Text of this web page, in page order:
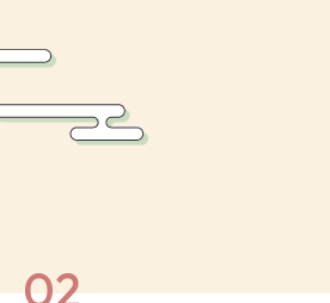
02